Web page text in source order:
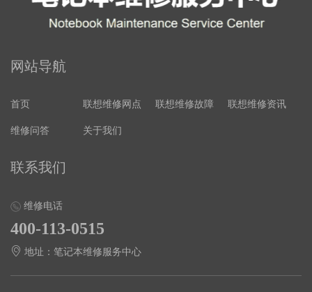
网站导航
首页 联想维修网点 联想维修故障 联想维修资讯
维修问答 关于我们
联系我们
维修电话
400-113-0515
地址：笔记本维修服务中心